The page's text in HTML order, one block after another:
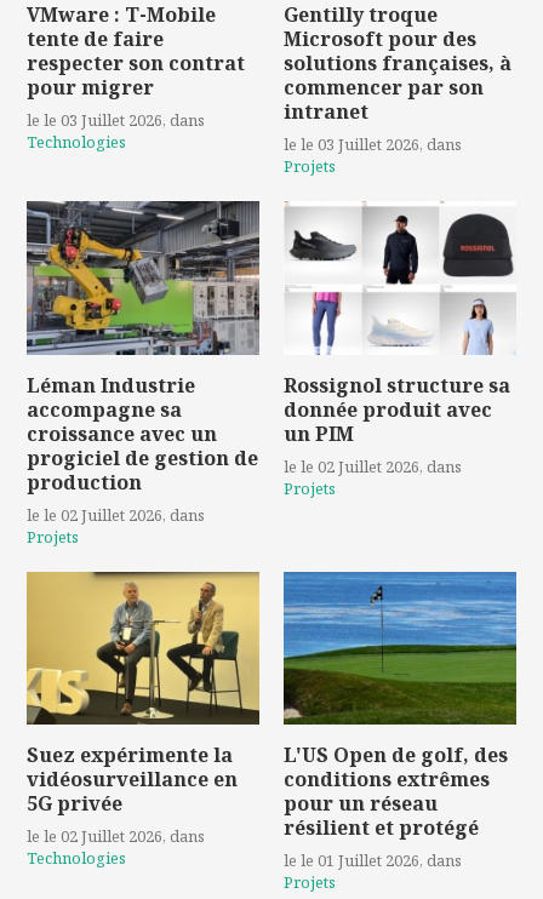
VMware : T-Mobile
tente de faire
respecter son contrat
pour migrer
le le 03 Juillet 2026, dans
Technologies
Gentilly troque
Microsoft pour des
solutions françaises, à
commencer par son
intranet
le le 03 Juillet 2026, dans
Projets
Léman Industrie
accompagne sa
croissance avec un
progiciel de gestion de
production
le le 02 Juillet 2026, dans
Projets
Rossignol structure sa
donnée produit avec
un PIM
le le 02 Juillet 2026, dans
Projets
Suez expérimente la
vidéosurveillance en
5G privée
le le 02 Juillet 2026, dans
Technologies
L'US Open de golf, des
conditions extrêmes
pour un réseau
résilient et protégé
le le 01 Juillet 2026, dans
Projets